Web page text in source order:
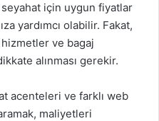
için uygun fiyatlar
yardımcı olabilir. Fakat,
hizmetler ve bagaj
alınması gerekir.
acenteleri ve farklı web
maliyetleri